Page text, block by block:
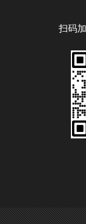
扫码